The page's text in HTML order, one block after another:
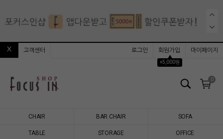
고객센터 로그인
회원가입
▲
+5,000원
마이페이지
0
CHAIR BAR CHAIR SOFA
TABLE STORAGE OFFICE